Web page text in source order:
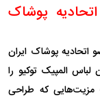
پوشاک
اتحادیه پوشاک ایران
المپیک توکیو را
مزیت‌هایی که طراحی